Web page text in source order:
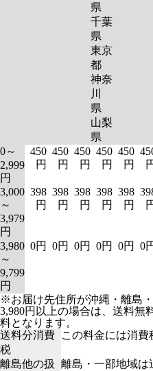
県
千葉
県
東京
都
神奈
川
県
山梨
県
0～
2,999
円
450
円
450
円
450
円
450
円
450
円
3,000
～
3,979
円
398
円
398
円
398
円
398
円
398
円
3,980
～
9,799
円
0円 0円 0円 0円 0円 0
※お届け先住所が沖縄・離島
3,980円以上の場合は、送料無
料となります。
送料分消費
税
この料金には消費
離島他の扱
離島・一部地域は